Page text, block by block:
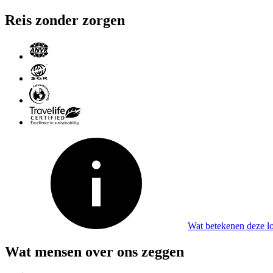
Reis zonder zorgen
Wat betekenen deze
Wat mensen over ons zeggen